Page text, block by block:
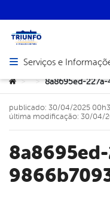
Abrir menu principal
Serviços e
Você está aqui:
> > 8a8695ed-
8a8695ed-227a-465f-ae1a-
publicado: 30/04/2025
última modificação: 30/04/